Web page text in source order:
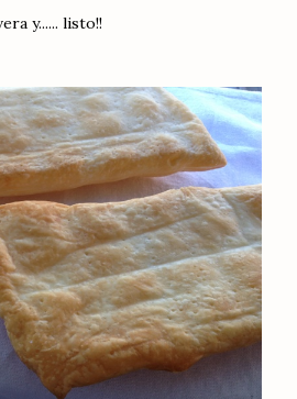
y...... listo!!